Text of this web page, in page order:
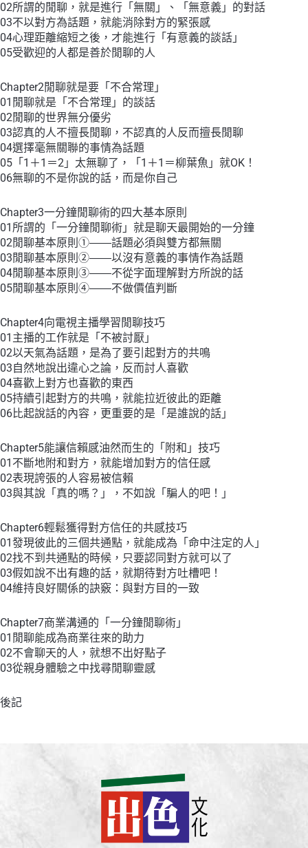
02所謂的閒聊，就是進行「無關」、「無意義」的對話
03不以對方為話題，就能消除對方的緊張感
04心理距離縮短之後，才能進行「有意義的談話」
05受歡迎的人都是善於閒聊的人
Chapter2閒聊就是要「不合常理」
01閒聊就是「不合常理」的談話
02閒聊的世界無分優劣
03認真的人不擅長閒聊，不認真的人反而擅長閒聊
04選擇毫無關聯的事情為話題
05「1＋1＝2」太無聊了，「1＋1＝柳葉魚」就OK！
06無聊的不是你說的話，而是你自己
Chapter3一分鐘閒聊術的四大基本原則
01所謂的「一分鐘閒聊術」就是聊天最開始的一分鐘
02閒聊基本原則①――話題必須與雙方都無關
03閒聊基本原則②――以沒有意義的事情作為話題
04閒聊基本原則③――不從字面理解對方所說的話
05閒聊基本原則④――不做價值判斷
Chapter4向電視主播學習閒聊技巧
01主播的工作就是「不被討厭」
02以天氣為話題，是為了要引起對方的共鳴
03自然地說出違心之論，反而討人喜歡
04喜歡上對方也喜歡的東西
05持續引起對方的共鳴，就能拉近彼此的距離
06比起說話的內容，更重要的是「是誰說的話」
Chapter5能讓信賴感油然而生的「附和」技巧
01不斷地附和對方，就能增加對方的信任感
02表現誇張的人容易被信賴
03與其說「真的嗎？」，不如說「騙人的吧！」
Chapter6輕鬆獲得對方信任的共感技巧
01發現彼此的三個共通點，就能成為「命中注定的人」
02找不到共通點的時候，只要認同對方就可以了
03假如說不出有趣的話，就期待對方吐槽吧！
04維持良好關係的訣竅：與對方目的一致
Chapter7商業溝通的「一分鐘閒聊術」
01閒聊能成為商業往來的助力
02不會聊天的人，就想不出好點子
03從親身體驗之中找尋閒聊靈感
後記